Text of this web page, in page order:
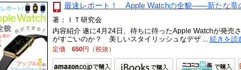
最速レポート！ Apple Watchの全貌――新たな章
著：ＩＴ研究会
内容紹介 遂に4月24日、待ちに待ったApple Watchが発売
がすごいのか？ 美しいスタイリッシュなデザ ... 続きを読
定価 650円（税抜）